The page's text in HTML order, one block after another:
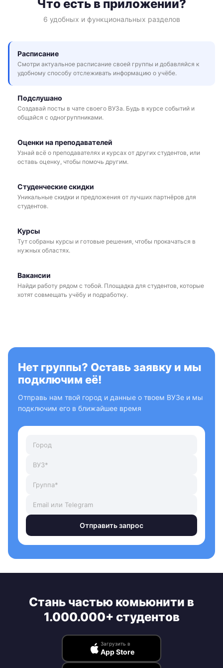
Что есть в приложении?
6 удобных и функциональных разделов
Расписание
Смотри актуальное расписание своей группы и добавляйся к
удобному способу отслеживать информацию о учёбе.
Подслушано
Создавай посты в чате своего ВУЗа. Будь в курсе событий и
общайся с одногруппниками.
Оценки на преподавателей
Узнай всё о преподавателях и курсах от других студентов, или
оставь оценку, чтобы помочь другим.
Студенческие скидки
Уникальные скидки и предложения от лучших партнёров для
студентов.
Курсы
Тут собраны курсы и готовые решения, чтобы прокачаться в
нужных областях.
Вакансии
Найди работу рядом с тобой. Площадка для студентов, которые
хотят совмещать учёбу и подработку.
Нет группы? Оставь заявку и мы
подключим её!
Отправь нам твой город и данные о твоем ВУЗе и мы
подключим его в ближайшее время
Отправить запрос
Стань частью комьюнити в
1.000.000+ студентов
Загрузить в
App Store